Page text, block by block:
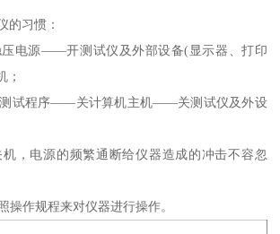
的习惯：
压电源——开测试仪及外部设备(显示器、打印
测试程序——关计算机主机——关测试仪及外设
，电源的频繁通断给仪器造成的冲击不容忽
操作规程来对仪器进行操作。